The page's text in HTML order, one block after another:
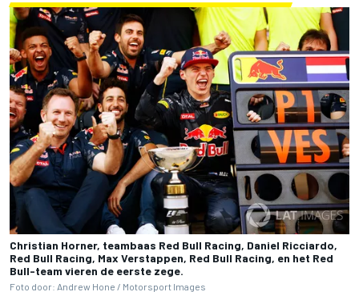
Christian Horner, teambaas Red Bull Racing, Daniel Ricciardo,
Red Bull Racing, Max Verstappen, Red Bull Racing, en het Red
Bull-team vieren de eerste zege.
Foto door: Andrew Hone / Motorsport Images